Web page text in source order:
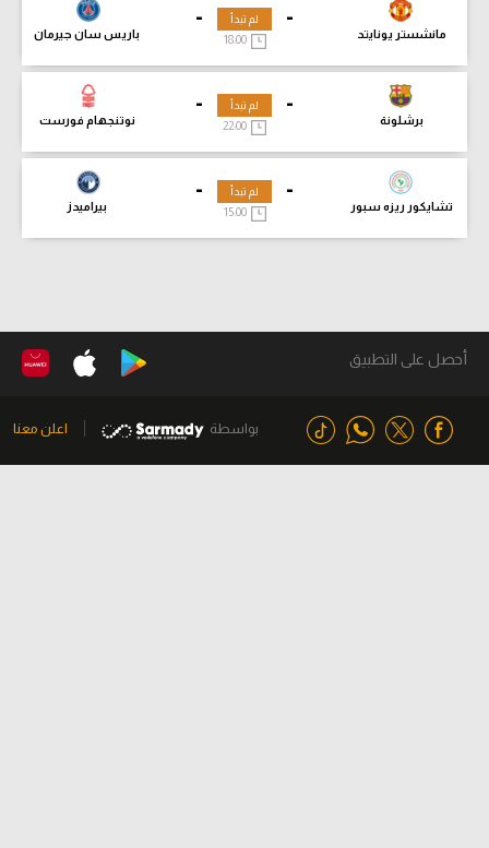
-
مانشستر يونايتد
-
باريس سان جيرمان
لم تبدأ
18:00
-
برشلونة
-
نوتنجهام فورست
لم تبدأ
-
تشايكور ريزه سبور
-
بيراميدز
لم تبدأ
15:00
أحصل على التطبيق
بواسطة اعلن معنا